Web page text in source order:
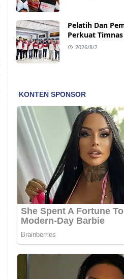
Pelatih Dan
Perkuat Timnas
takraw
2026/8/2